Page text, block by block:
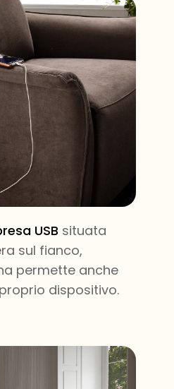
USB situata
sul fianco,
permette anche
dispositivo.